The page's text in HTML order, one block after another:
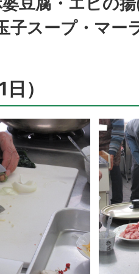
子スープ・マー
）